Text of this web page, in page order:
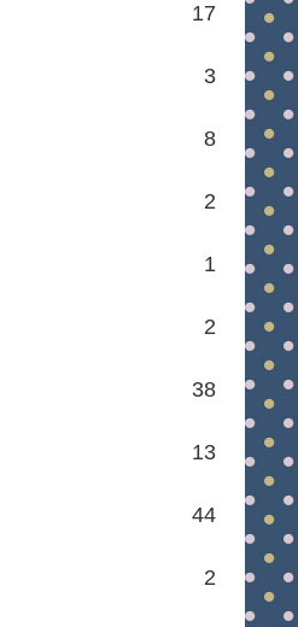
17
3
8
2
1
2
38
13
44
2